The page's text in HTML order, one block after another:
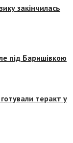
закінчилась
під Баришівкою
готували теракт у